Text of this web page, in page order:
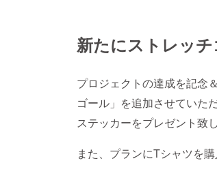
新たにストレッチ
プロジェクトの達成を記念
ゴール」を追加させていた
ステッカーをプレゼント致
また、プランにTシャツを